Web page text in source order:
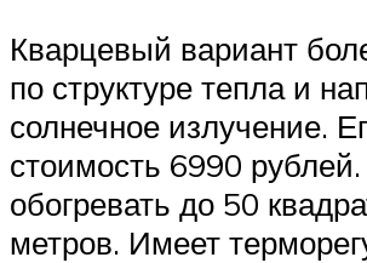
Кварцевый вариант
по структуре тепла и
солнечное излучение.
стоимость 6990
обогревать до 50
метров. Имеет